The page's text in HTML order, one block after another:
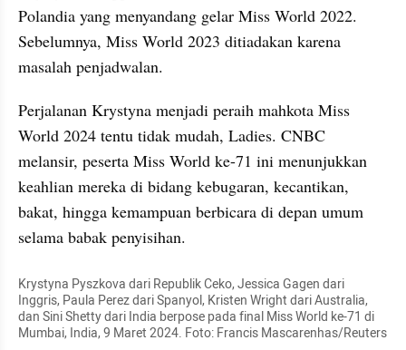
Polandia yang menyandang gelar Miss World 2022.
Sebelumnya, Miss World 2023 ditiadakan karena
masalah penjadwalan.
Perjalanan Krystyna menjadi peraih mahkota Miss
World 2024 tentu tidak mudah, Ladies. CNBC
melansir, peserta Miss World ke-71 ini menunjukkan
keahlian mereka di bidang kebugaran, kecantikan,
bakat, hingga kemampuan berbicara di depan umum
selama babak penyisihan.
Krystyna Pyszkova dari Republik Ceko, Jessica Gagen dari
Inggris, Paula Perez dari Spanyol, Kristen Wright dari Australia,
dan Sini Shetty dari India berpose pada final Miss World ke-71 di
Mumbai, India, 9 Maret 2024. Foto: Francis Mascarenhas/Reuters